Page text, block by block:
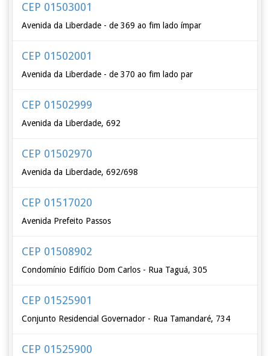
CEP 01503001
Avenida da Liberdade - de 369 ao fim lado ímpar
CEP 01502001
Avenida da Liberdade - de 370 ao fim lado par
CEP 01502999
Avenida da Liberdade, 692
CEP 01502970
Avenida da Liberdade, 692/698
CEP 01517020
Avenida Prefeito Passos
CEP 01508902
Condomínio Edifício Dom Carlos - Rua Taguá, 305
CEP 01525901
Conjunto Residencial Governador - Rua Tamandaré, 734
CEP 01525900